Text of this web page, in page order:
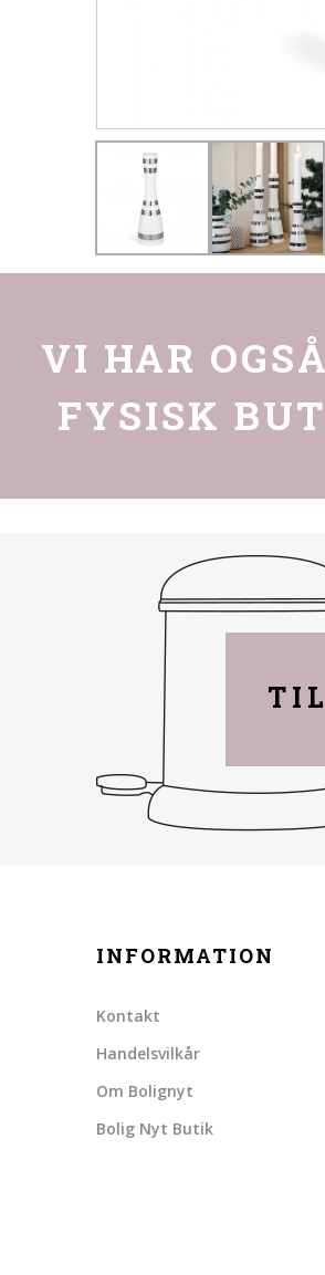
VI HAR
FYSISK
INFORMATION
Kontakt
Handelsvilkår
Om Bolignyt
Bolig Nyt Butik